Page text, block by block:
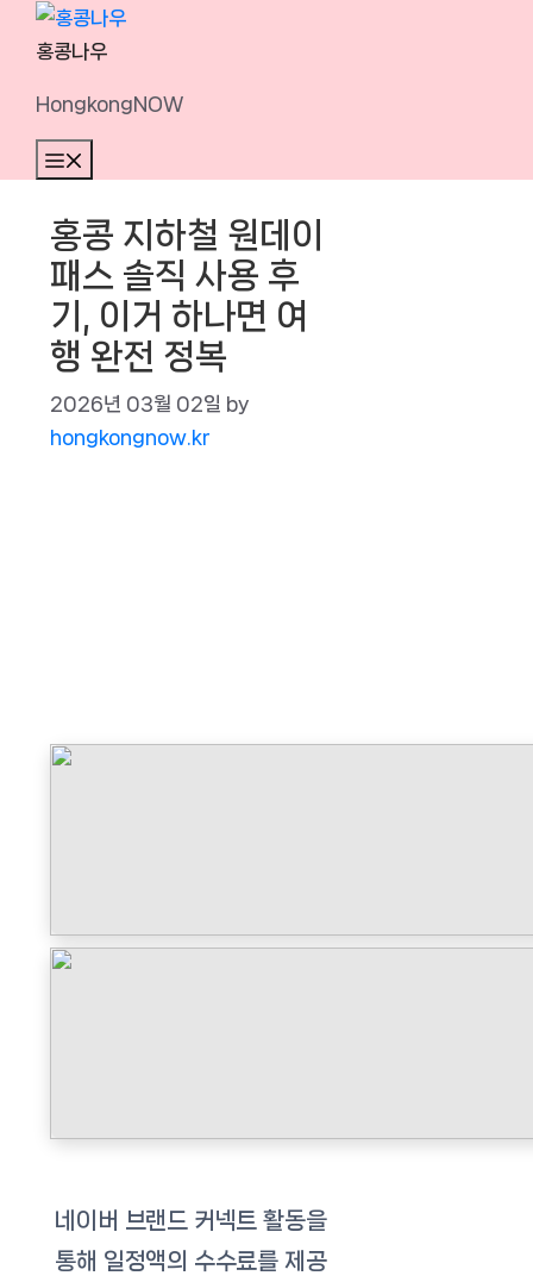
Skip
홍콩나우
HongkongNOW
홍콩 지하철 원데이
패스 솔직 사용 후
기, 이거 하나면 여
행 완전 정복
2026년 03월 02일 by
hongkongnow.kr